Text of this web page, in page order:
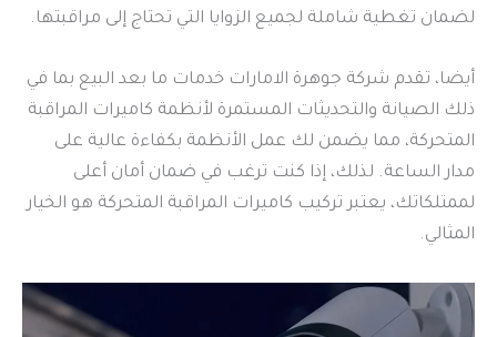
لضمان تغطية شاملة لجميع الزوايا التي تحتاج إلى مراقبتها.
أيضا، تقدم شركة جوهرة الامارات خدمات ما بعد البيع بما في
ذلك الصيانة والتحديثات المستمرة لأنظمة كاميرات المراقبة
المتحركة، مما يضمن لك عمل الأنظمة بكفاءة عالية على
مدار الساعة. لذلك، إذا كنت ترغب في ضمان أمان أعلى
لممتلكاتك، يعتبر تركيب كاميرات المراقبة المتحركة هو الخيار
المثالي.